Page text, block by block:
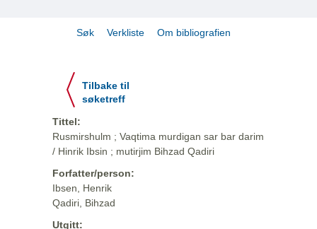
Søk Verkliste Om bibliografien
Tilbake til
søketreff
Tittel:
Rusmirshulm ; Vaqtima murdigan sar bar darim
/ Hinrik Ibsin ; mutirjim Bihzad Qadiri
Forfatter/person:
Ibsen, Henrik
Qadiri, Bihzad
Utgitt: